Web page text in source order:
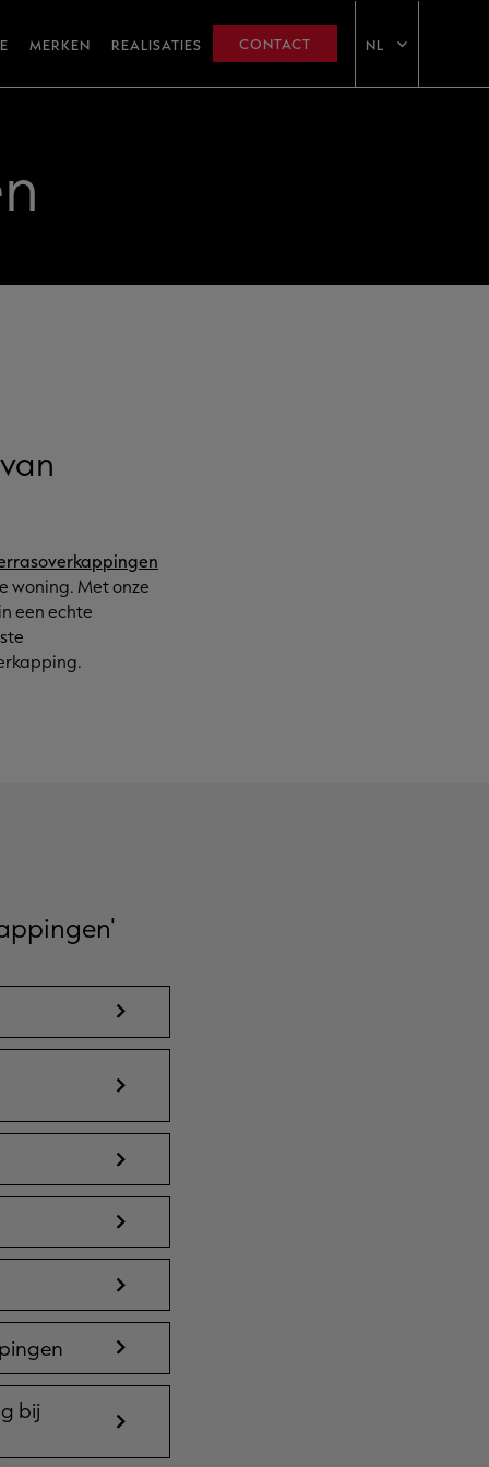
MERKEN REALISATIES CONTACT NL
woning. Met onze
een echte
bij